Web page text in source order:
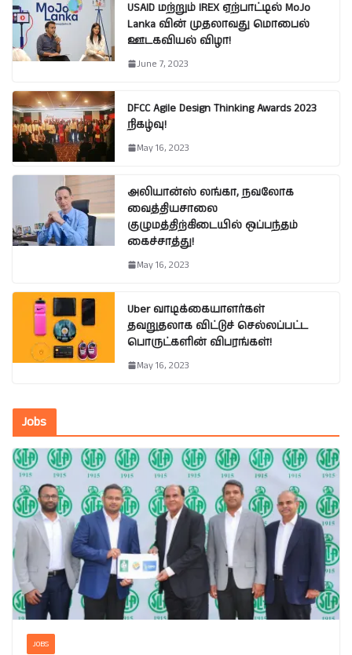
USAID மற்றும் IREX ஏற்பாட்டில் MoJo
Lanka வின் முதலாவது மொபைல்
ஊடகவியல் விழா!
June 7, 2023
DFCC Agile Design Thinking Awards 2023
நிகழ்வு!
May 16, 2023
அலியான்ஸ் லங்கா, நவலோக
வைத்தியசாலை
குழுமத்திற்கிடையில் ஒப்பந்தம்
கைச்சாத்து!
May 16, 2023
Uber வாடிக்கையாளர்கள்
தவறுதலாக விட்டுச் செல்லப்பட்ட
பொருட்களின் விபரங்கள்!
May 16, 2023
Jobs
JOBS